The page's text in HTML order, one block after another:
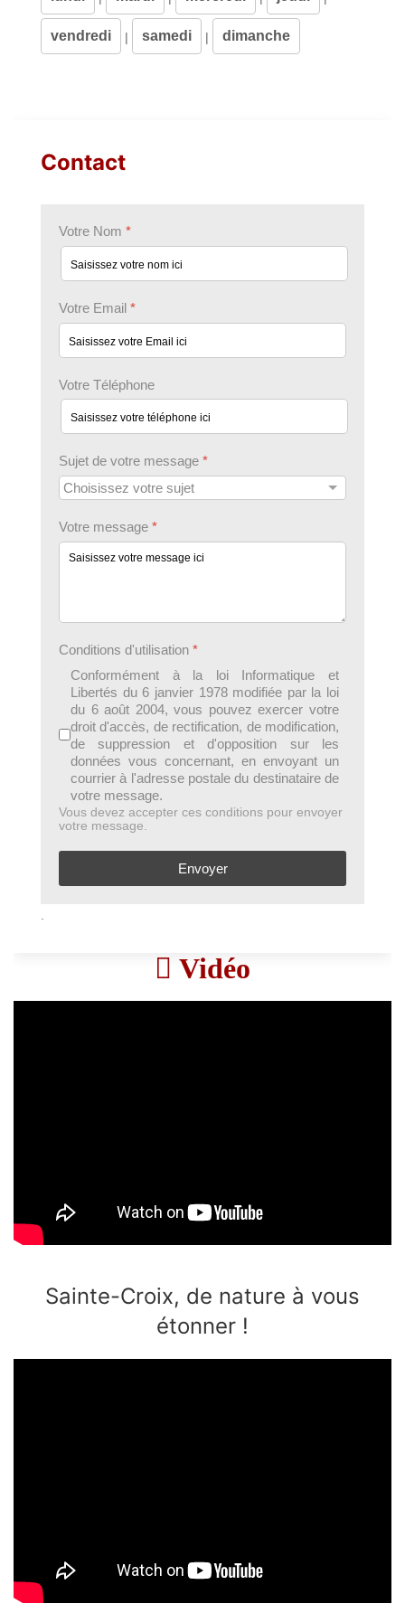
vendredi | samedi | dimanche
Contact
Votre Nom *
Votre Email *
Votre Téléphone
Sujet de votre message *
Votre message *
Conditions d'utilisation *
Conformément à la loi Informatique et
Libertés du 6 janvier 1978 modifiée par la loi
du 6 août 2004, vous pouvez exercer votre
droit d'accès, de rectification, de modification,
de suppression et d'opposition sur les
données vous concernant, en envoyant un
courrier à l'adresse postale du destinataire de
votre message.
Vous devez accepter ces conditions pour envoyer
votre message.
Envoyer
Vidéo
Sainte-Croix, de nature à vous
étonner !